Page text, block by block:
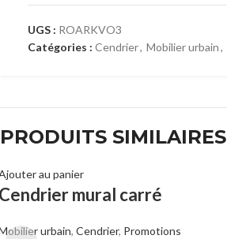
UGS : ROARKVO3
Catégories : Cendrier, Mobilier urbain,
PRODUITS SIMILAIRES
au panier
mural carré
urbain,Cendrier, Promotions